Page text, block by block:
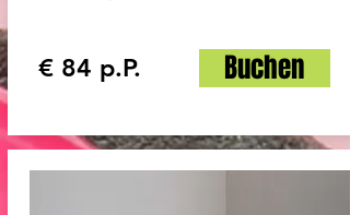
€ 84 p.P. Buchen